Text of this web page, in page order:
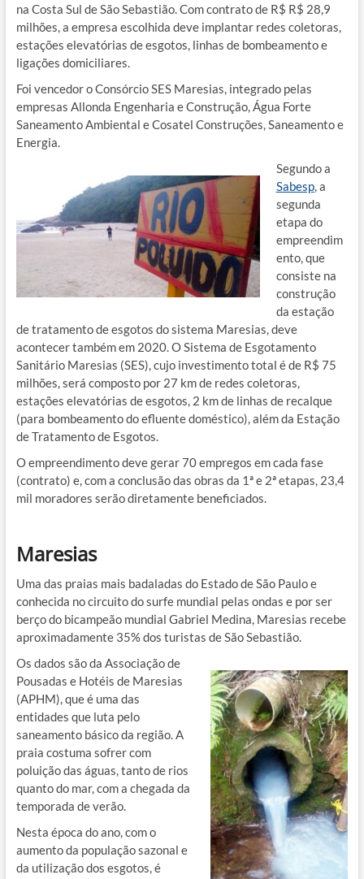
na Costa Sul de São Sebastião. Com contrato de R$ R$ 28,9
milhões, a empresa escolhida deve implantar redes coletoras,
estações elevatórias de esgotos, linhas de bombeamento e
ligações domiciliares.
Foi vencedor o Consórcio SES Maresias, integrado pelas
empresas Allonda Engenharia e Construção, Água Forte
Saneamento Ambiental e Cosatel Construções, Saneamento e
Energia.
Segundo a
Sabesp, a
segunda
etapa do
empreendim
ento, que
consiste na
construção
da estação
de tratamento de esgotos do sistema Maresias, deve
acontecer também em 2020. O Sistema de Esgotamento
Sanitário Maresias (SES), cujo investimento total é de R$ 75
milhões, será composto por 27 km de redes coletoras,
estações elevatórias de esgotos, 2 km de linhas de recalque
(para bombeamento do efluente doméstico), além da Estação
de Tratamento de Esgotos.
O empreendimento deve gerar 70 empregos em cada fase
(contrato) e, com a conclusão das obras da 1ª e 2ª etapas, 23,4
mil moradores serão diretamente beneficiados.
Maresias
Uma das praias mais badaladas do Estado de São Paulo e
conhecida no circuito do surfe mundial pelas ondas e por ser
berço do bicampeão mundial Gabriel Medina, Maresias recebe
aproximadamente 35% dos turistas de São Sebastião.
Os dados são da Associação de
Pousadas e Hotéis de Maresias
(APHM), que é uma das
entidades que luta pelo
saneamento básico da região. A
praia costuma sofrer com
poluição das águas, tanto de rios
quanto do mar, com a chegada da
temporada de verão.
Nesta época do ano, com o
aumento da população sazonal e
da utilização dos esgotos, é